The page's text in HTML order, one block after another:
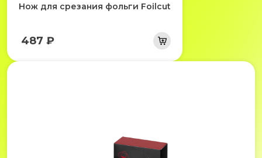
Нож для срезания фольги Foilcut
487 ₽